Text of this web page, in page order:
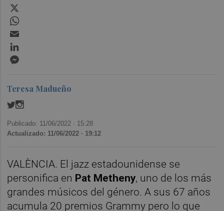
Teresa Madueño
Publicado: 11/06/2022 · 15:28
Actualizado: 11/06/2022 · 19:12
VALÈNCIA. El jazz estadounidense se
personifica en Pat Metheny, uno de los más
grandes músicos del género. A sus 67 años
acumula 20 premios Grammy pero lo que